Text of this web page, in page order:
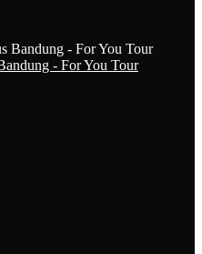
- For You Tour